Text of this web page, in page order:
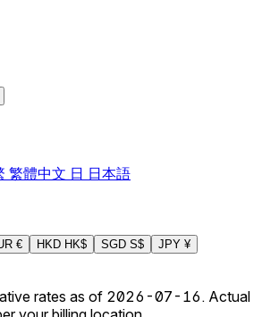
繁體中文 日 日本語
€ HKD HK$ SGD S$ JPY ¥
rates as of 2026-07-16. Actual